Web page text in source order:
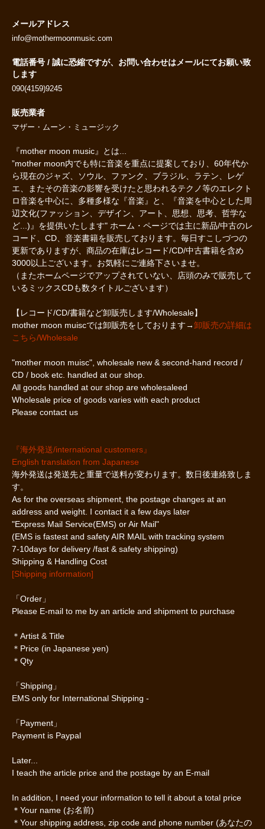
メールアドレス
info@mothermoonmusic.com
電話番号 / 誠に恐縮ですが、お問い合わせはメールにてお願い致
します
090(4159)9245
販売業者
マザー・ムーン・ミュージック
『mother moon music』とは...
”mother moon内でも特に音楽を重点に提案しており、60年代か
ら現在のジャズ、ソウル、ファンク、ブラジル、ラテン、レゲ
エ、またその音楽の影響を受けたと思われるテクノ等のエレクト
ロ音楽を中心に、多種多様な『音楽』と、『音楽を中心とした周
辺文化(ファッション、デザイン、アート、思想、思考、哲学な
ど...)』を提供いたします" ホーム・ページでは主に新品/中古のレ
コード、CD、音楽書籍を販売しております。毎日すこしづつの
更新でありますが、商品の在庫はレコード/CD/中古書籍を含め
3000以上ございます。お気軽にご連絡下さいませ。
（またホームページでアップされていない、店頭のみで販売して
いるミックスCDも数タイトルございます）
【レコード/CD/書籍など卸販売します/Wholesale】
mother moon muiscでは卸販売をしております→卸販売の詳細は
こちら/Wholesale
"mother moon muisc", wholesale new & second-hand record /
CD / book etc. handled at our shop.
All goods handled at our shop are wholesaleed
Wholesale price of goods varies with each product
Please contact us
『海外発送/international customers』
English translation from Japanese
海外発送は発送先と重量で送料が変わります。数日後連絡致しま
す。
As for the overseas shipment, the postage changes at an
address and weight. I contact it a few days later
"Express Mail Service(EMS) or Air Mail"
(EMS is fastest and safety AIR MAIL with tracking system
7-10days for delivery /fast & safety shipping)
Shipping & Handling Cost
[Shipping information]
「Order」
Please E-mail to me by an article and shipment to purchase
＊Artist & Title
＊Price (in Japanese yen)
＊Qty
「Shipping」
EMS only for International Shipping -
「Payment」
Payment is Paypal
Later...
I teach the article price and the postage by an E-mail
In addition, I need your information to tell it about a total price
＊Your name (お名前)
＊Your shipping address, zip code and phone number (あなたの